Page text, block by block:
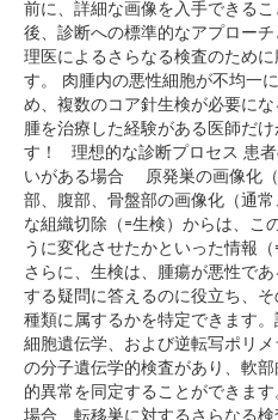
前に、詳細な画像を入手できる
後、診断への標準的なアプロー
理医によるさらなる検査のため
す。 肉腫内の悪性細胞が不均一
め、複数のコア針生検が必要に
腫を治療した経験がある医師だ
す！ 理想的な診断プロセス 患
いがある場合 原発巣の画像化
部、腹部、骨盤部の画像化（通
な組織切除（=生検）からは、こ
うに変化させたかといった情報（
さらに、生検は、腫瘍が悪性で
する疑問に答えるのに役立ち、
種類に属するかを特定できます。
細胞遺伝学、および逆転写ポリメ
の分子遺伝学的検査があり、軟
的異常を同定することができま
場合、転移巣に対するさらなる